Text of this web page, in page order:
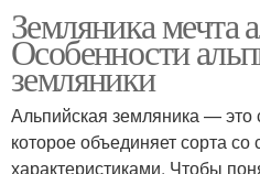
Земляника мечта
Особенности
земляники
Альпийская земляника — это
которое объединяет сорта со
характеристиками. Чтобы